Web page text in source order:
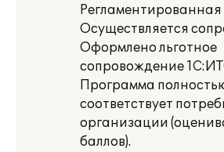
Регламентированная
Осуществляется
Оформлено льготное
сопровождение
Программа
соответствует
организации
баллов).